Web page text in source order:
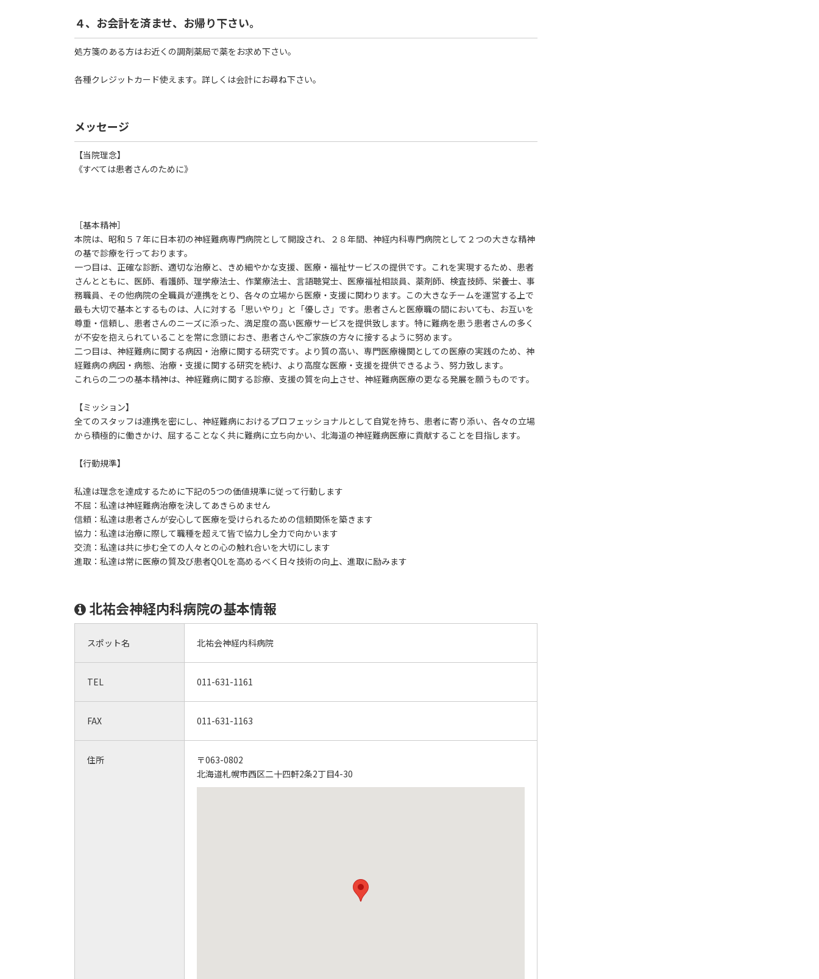
４、お会計を済ませ、お帰り下さい。
処方箋のある方はお近くの調剤薬局で薬をお求め下さい。
各種クレジットカード使えます。詳しくは会計にお尋ね下さい。
メッセージ
【当院理念】
《すべては患者さんのために》
［基本精神］
本院は、昭和５７年に日本初の神経難病専門病院として開設され、２８年間、神経内科専門病院として２つの大きな精神
の基で診療を行っております。
一つ目は、正確な診断、適切な治療と、きめ細やかな支援、医療・福祉サービスの提供です。これを実現するため、患者
さんとともに、医師、看護師、理学療法士、作業療法士、言語聴覚士、医療福祉相談員、薬剤師、検査技師、栄養士、事
務職員、その他病院の全職員が連携をとり、各々の立場から医療・支援に関わります。この大きなチームを運営する上で
最も大切で基本とするものは、人に対する「思いやり」と「優しさ」です。患者さんと医療職の間においても、お互いを
尊重・信頼し、患者さんのニーズに添った、満足度の高い医療サービスを提供致します。特に難病を患う患者さんの多く
が不安を抱えられていることを常に念頭におき、患者さんやご家族の方々に接するように努めます。
二つ目は、神経難病に関する病因・治療に関する研究です。より質の高い、専門医療機関としての医療の実践のため、神
経難病の病因・病態、治療・支援に関する研究を続け、より高度な医療・支援を提供できるよう、努力致します。
これらの二つの基本精神は、神経難病に関する診療、支援の質を向上させ、神経難病医療の更なる発展を願うものです。
【ミッション】
全てのスタッフは連携を密にし、神経難病におけるプロフェッショナルとして自覚を持ち、患者に寄り添い、各々の立場
から積極的に働きかけ、屈することなく共に難病に立ち向かい、北海道の神経難病医療に貢献することを目指します。
【行動規準】
私達は理念を達成するために下記の5つの価値規準に従って行動します
不屈：私達は神経難病治療を決してあきらめません
信頼：私達は患者さんが安心して医療を受けられるための信頼関係を築きます
協力：私達は治療に際して職種を超えて皆で協力し全力で向かいます
交流：私達は共に歩む全ての人々との心の触れ合いを大切にします
進取：私達は常に医療の質及び患者QOLを高めるべく日々技術の向上、進取に励みます
北祐会神経内科病院の基本情報
スポット名 北祐会神経内科病院
TEL 011-631-1161
FAX 011-631-1163
住所
〒063-0802
北海道札幌市西区二十四軒2条2丁目4-30